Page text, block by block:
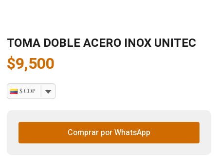
TOMA DOBLE ACERO INOX UNITEC
$9,500
$ COP
Comprar por WhatsApp